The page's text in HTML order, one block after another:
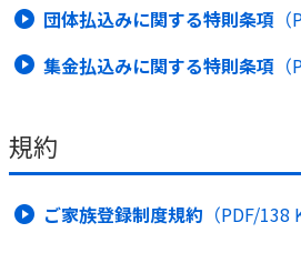
団体払込みに関する特則条項
集金払込みに関する特則条項
規約
ご家族登録制度規約 （PDF/138